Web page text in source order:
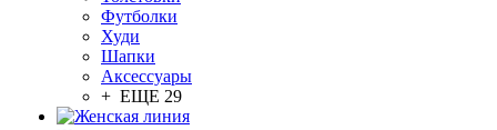
Футболки
Худи
Шапки
Аксессуары
+ ЕЩЕ 29